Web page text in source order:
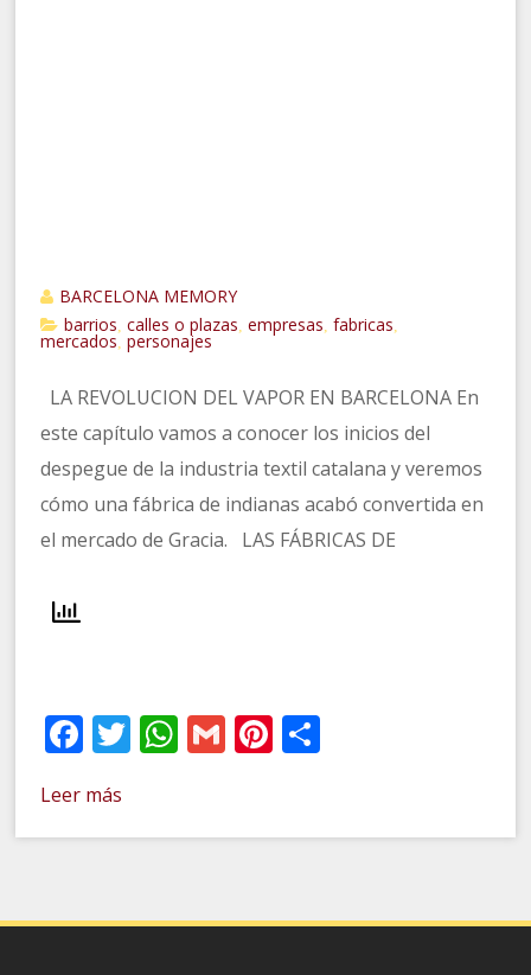
BARCELONA MEMORY
barrios
,calles o plazas ,empresas ,fabricas
mercados ,personajes
LA REVOLUCION DEL VAPOR EN BARCELONA En
este capítulo vamos a conocer los inicios del
despegue de la industria textil catalana y veremos
cómo una fábrica de indianas acabó convertida en
el mercado de Gracia. LAS FÁBRICAS DE
Facebook
Twitter
WhatsApp
GmailPinterest
Leer más